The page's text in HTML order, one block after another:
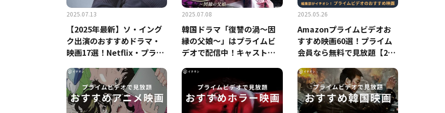
2025.07.13
【2025年最新】ソ・イング
ク出演のおすすめドラマ・
映画17選！Netflix・プライ
は？
2025.07.08
韓国ドラマ「復讐の渦～因
縁の父娘～」はプライムビ
デオで配信中！キャストや
を解説
2025.05.26
Amazonプライムビデオお
すすめ映画60選！プライム
会員なら無料で見放題【202